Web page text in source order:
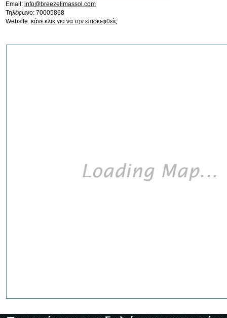
Email: info@breezelimassol.com
Τηλέφωνο: 70005868
Website: κάνε κλικ για να την επισκεφθείς